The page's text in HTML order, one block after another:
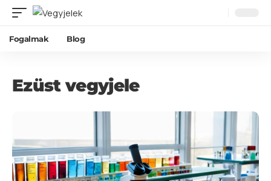
Fogalmak Blog
Ezüst vegyjele